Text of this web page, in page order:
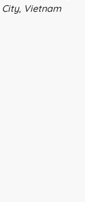
City, Vietnam